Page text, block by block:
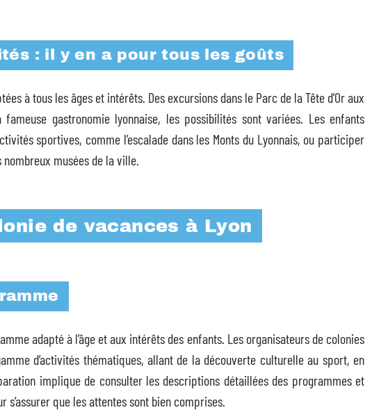
: il y en a pour tous les goûts
à tous les âges et intérêts. Des excursions dans le Parc de la Tête d’Or aux
gastronomie lyonnaise, les possibilités sont variées. Les enfants
sportives, comme l’escalade dans les Monts du Lyonnais, ou participer
musées de la ville.
de vacances à Lyon
adapté à l’âge et aux intérêts des enfants. Les organisateurs de colonies
d’activités thématiques, allant de la découverte culturelle au sport, en
implique de consulter les descriptions détaillées des programmes et
s’assurer que les attentes sont bien comprises.